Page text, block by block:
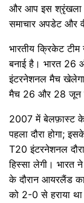
और आप इस श्रृंखला
समाचार अपडेट और
भारतीय क्रिकेट
बनाई है। भारत
इंटरनेशनल मैच
मैच 26 और 28 जून
2007 में बेलफ़ास्ट के
पहला दौरा होगा;
T20 इंटरनेशनल
हिस्सा लेगी। भारत
के दौरान आयरलैंड
को 2-0 से हराया